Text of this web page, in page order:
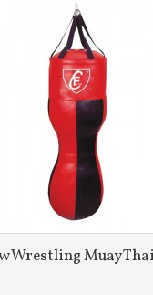
Wrestling Muay